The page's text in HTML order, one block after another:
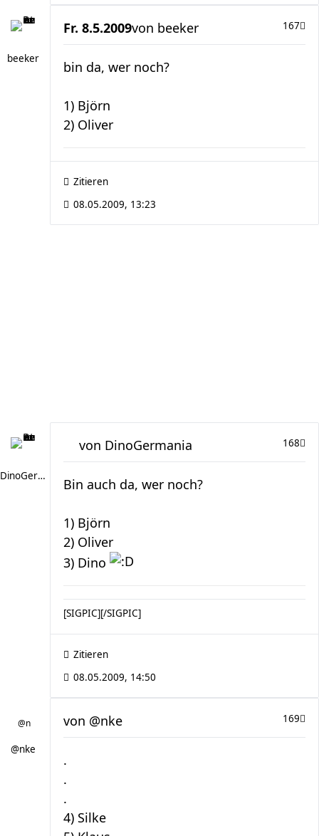
beeker
Fr. 8.5.2009 167
von beeker
bin da, wer noch?
1) Björn
2) Oliver
Zitieren
08.05.2009, 13:23
DinoGermania
168
von DinoGermania
Bin auch da, wer noch?
1) Björn
2) Oliver
3) Dino
[SIGPIC][/SIGPIC]
Zitieren
08.05.2009, 14:50
@nke
169
von @nke
.
.
.
4) Silke